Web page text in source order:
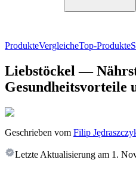
ProdukteVergleicheTop-Produkte
Liebstöckel —
Gesundheitsvorteile
Geschrieben vom Filip
Letzte Aktualisierung am 1.